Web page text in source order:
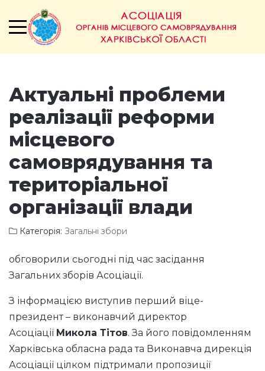
Актуальні проблеми
реалізації реформи
місцевого
самоврядування та
територіальної
організації влади
Категорія: Загальні збори
обговорили сьогодні під час засідання
Загальних зборів Асоціації.
З інформацією виступив перший віце-
президент – виконавчий директор
Асоціації Микола Тітов. За його повідомленням
Харківська обласна рада та Виконавча дирекція
Асоціації цілком підтримали пропозиції